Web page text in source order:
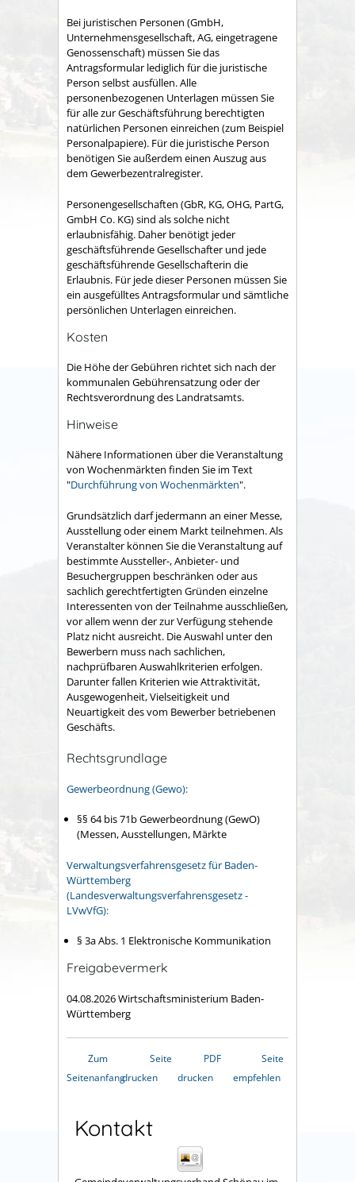
Bei juristischen Personen (GmbH,
Unternehmensgesellschaft, AG, eingetragene
Genossenschaft) müssen Sie das
Antragsformular lediglich für die juristische
Person selbst ausfüllen. Alle
personenbezogenen Unterlagen müssen Sie
für alle zur Geschäftsführung berechtigten
natürlichen Personen einreichen (zum Beispiel
Personalpapiere). Für die juristische Person
benötigen Sie außerdem einen Auszug aus
dem Gewerbezentralregister.
Personengesellschaften (GbR, KG, OHG, PartG,
GmbH Co. KG) sind als solche nicht
erlaubnisfähig. Daher benötigt jeder
geschäftsführende Gesellschafter und jede
geschäftsführende Gesellschafterin die
Erlaubnis. Für jede dieser Personen müssen Sie
ein ausgefülltes Antragsformular und sämtliche
persönlichen Unterlagen einreichen.
Kosten
Die Höhe der Gebühren richtet sich nach der
kommunalen Gebührensatzung oder der
Rechtsverordnung des Landratsamts.
Hinweise
Nähere Informationen über die Veranstaltung
von Wochenmärkten finden Sie im Text
"Durchführung von Wochenmärkten".
Grundsätzlich darf jedermann an einer Messe,
Ausstellung oder einem Markt teilnehmen. Als
Veranstalter können Sie die Veranstaltung auf
bestimmte Aussteller-, Anbieter- und
Besuchergruppen beschränken oder aus
sachlich gerechtfertigten Gründen einzelne
Interessenten von der Teilnahme ausschließen,
vor allem wenn der zur Verfügung stehende
Platz nicht ausreicht. Die Auswahl unter den
Bewerbern muss nach sachlichen,
nachprüfbaren Auswahlkriterien erfolgen.
Darunter fallen Kriterien wie Attraktivität,
Ausgewogenheit, Vielseitigkeit und
Neuartigkeit des vom Bewerber betriebenen
Geschäfts.
Rechtsgrundlage
Gewerbeordnung (Gewo):
§§ 64 bis 71b Gewerbeordnung (GewO)
(Messen, Ausstellungen, Märkte
Verwaltungsverfahrensgesetz für Baden-
Württemberg
(Landesverwaltungsverfahrensgesetz -
LVwVfG):
§ 3a Abs. 1 Elektronische Kommunikation
Freigabevermerk
04.08.2026Wirtschaftsministerium Baden-
Württemberg
Zum
Seitenanfang
Seite
drucken
PDF
drucken
Seite
empfehlen
Kontakt